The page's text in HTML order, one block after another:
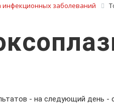
инфекционных заболеваний
- на следующий день -